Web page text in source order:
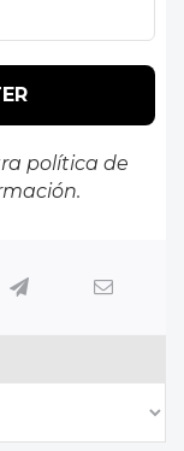
política de